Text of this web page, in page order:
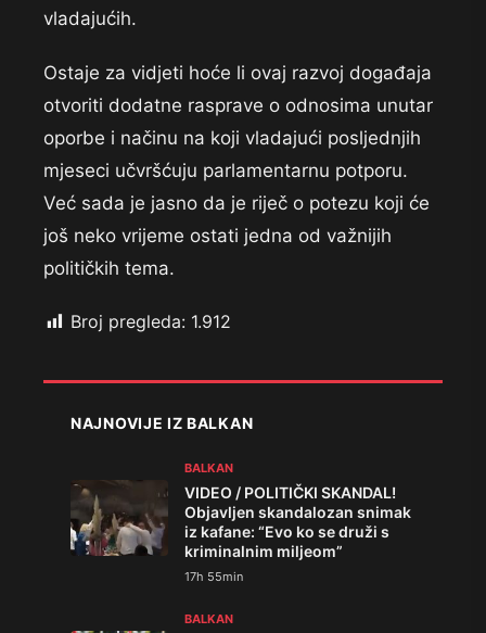
vladajućih.
Ostaje za vidjeti hoće li ovaj razvoj događaja
otvoriti dodatne rasprave o odnosima unutar
oporbe i načinu na koji vladajući posljednjih
mjeseci učvršćuju parlamentarnu potporu.
Već sada je jasno da je riječ o potezu koji će
još neko vrijeme ostati jedna od važnijih
političkih tema.
Broj pregleda: 1.912
NAJNOVIJE IZ BALKAN
BALKAN
VIDEO / POLITIČKI SKANDAL!
Objavljen skandalozan snimak
iz kafane: “Evo ko se druži s
kriminalnim miljeom”
17h 55min
BALKAN